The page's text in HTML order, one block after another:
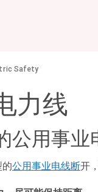
Safety
力线
公用事业
公用事业电线断开